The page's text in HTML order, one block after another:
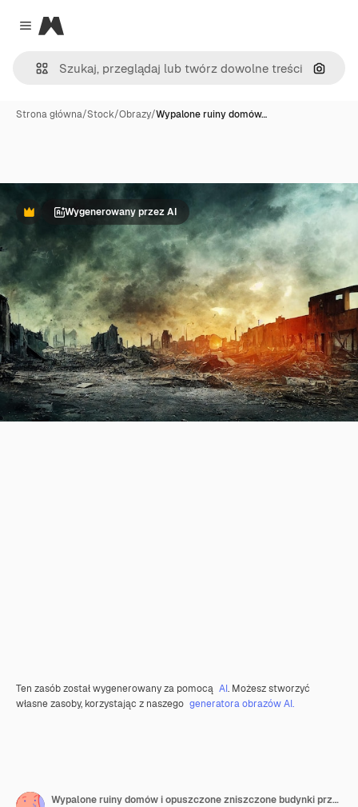
Close menu
Magnific
Szukaj
Strona główna/Stock/Obrazy/Wypalone ruiny domów…
PremiumWygenerowany przez AI
Ten zasób został wygenerowany za pomocą AI. Możesz stworzyć
własne zasoby, korzystając z naszego generatora obrazów AI.
Wypalone ruiny domów i opuszczone zniszczone budynki przemysłowe